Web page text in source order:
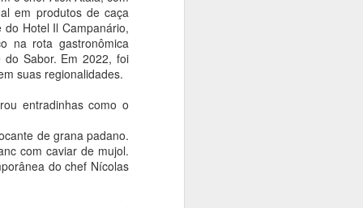
em produtos de caça
Hotel Il Campanário,
na rota gastronômica
Sabor. Em 2022, foi
suas regionalidades.
entradinhas como o
de grana padano.
com caviar de mujol.
do chef Nícolas
polonês Andrzej Wajda
Ana Bittar
O grande intérprete da alma
polonesa e um dos realizadores
mais influentes da história da
sétima arte será celebrado em
de agosto, a Cinemateca
Brasileira recebe a mostra Andrzej
Wajda: O Romântico, uma